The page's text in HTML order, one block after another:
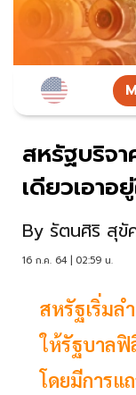
สหรัฐบริจ
เดียวเอา
By รัตนศิริ สุขั
16 ก.ค. 64 | 02:59 น.
สหรัฐเริ่มล
ให้รัฐบาล
โดยมีการแ